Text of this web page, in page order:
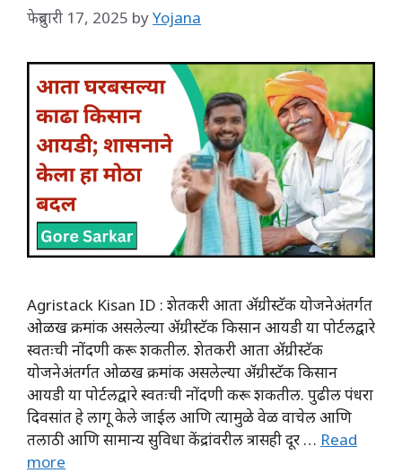
फेब्रुवारी 17, 2025 byYojana
Agristack Kisan ID : शेतकरी आता अ‍ॅग्रीस्टॅक योजनेअंतर्गत
ओळख क्रमांक असलेल्या अ‍ॅग्रीस्टॅक किसान आयडी या पोर्टलद्वारे
स्वतःची नोंदणी करू शकतील. शेतकरी आता अ‍ॅग्रीस्टॅक
योजनेअंतर्गत ओळख क्रमांक असलेल्या अ‍ॅग्रीस्टॅक किसान
आयडी या पोर्टलद्वारे स्वतःची नोंदणी करू शकतील. पुढील पंधरा
दिवसांत हे लागू केले जाईल आणि त्यामुळे वेळ वाचेल आणि
तलाठी आणि सामान्य सुविधा केंद्रांवरील त्रासही दूर … Read
more